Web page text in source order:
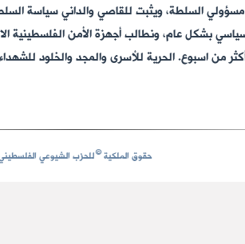
السلطة، ويثبت للقاصي والداني سياسة
بشكل عام، ونطالب أجهزة الأمن الفلسطينية
من اسبوع. الحرية للأسرى والمجد والخلود للشهداء
حقوق الملكية©للحزب الشيوعي